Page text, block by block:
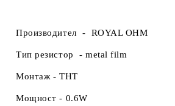
Производител - ROYAL OHM
Тип резистор - metal film
Монтаж -THT
Мощност - 0.6W